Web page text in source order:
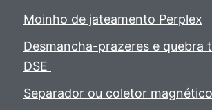
Moinho de jateamento Perplex
Desmancha-prazeres e quebra
DSE
Separador ou coletor magnético